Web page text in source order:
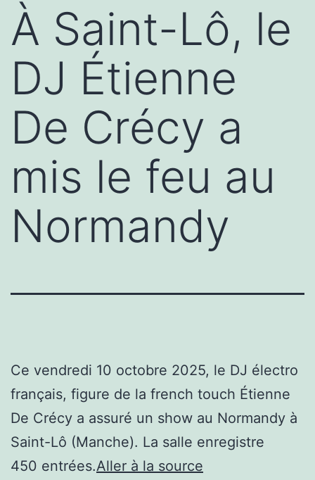
À Saint-Lô, le
DJ Étienne
De Crécy a
mis le feu au
Normandy
Ce vendredi 10 octobre 2025, le DJ électro
français, figure de la french touch Étienne
De Crécy a assuré un show au Normandy à
Saint-Lô (Manche). La salle enregistre
450 entrées.Aller à la source